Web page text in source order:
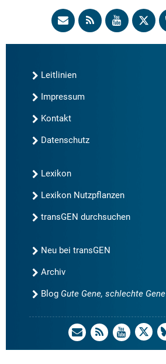
Leitlinien
Impressum
Kontakt
Datenschutz
Lexikon
Lexikon Nutzpflanzen
transGEN durchsuchen
Neu bei transGEN
Archiv
Blog Gute Gene, schlechte Gene